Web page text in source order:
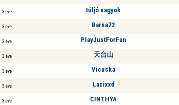
3 éve túljó vagyok
3 éve Barna72
3 éve PlayJustForFun
3 éve 天台山
3 éve Vicuska
3 éve Lacixxd
3 éve CINTHYA